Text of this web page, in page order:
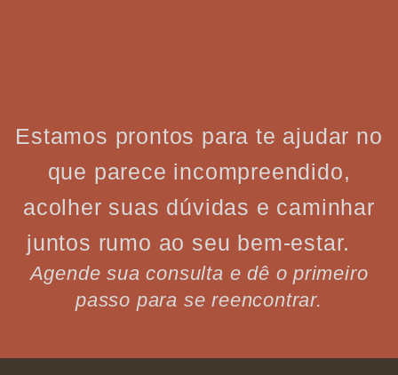
Estamos prontos para te ajudar no
que parece incompreendido,
acolher suas dúvidas e caminhar
juntos rumo ao seu bem-estar.
Agende sua consulta e dê o primeiro
passo para se reencontrar.